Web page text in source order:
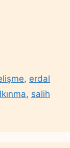
, erdal
, salih